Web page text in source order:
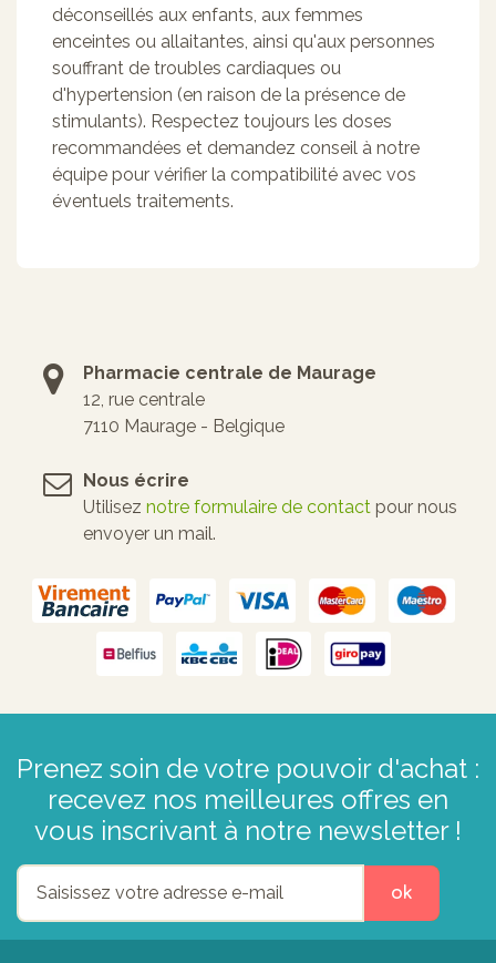
déconseillés aux enfants, aux femmes
enceintes ou allaitantes, ainsi qu'aux personnes
souffrant de troubles cardiaques ou
d'hypertension (en raison de la présence de
stimulants). Respectez toujours les doses
recommandées et demandez conseil à notre
équipe pour vérifier la compatibilité avec vos
éventuels traitements.
Pharmacie centrale de Maurage
12, rue centrale
7110 Maurage - Belgique
Nous écrire
Utilisez notre formulaire de contact pour nous
envoyer un mail.
Prenez soin de votre pouvoir d'achat :
recevez nos meilleures offres en
vous inscrivant à notre newsletter !
ok